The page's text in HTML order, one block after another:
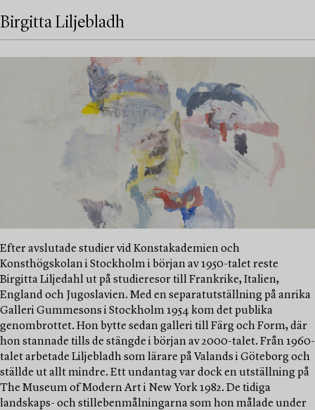
Birgitta Liljebladh
Efter avslutade studier vid Konstakademien och
Konsthögskolan i Stockholm i början av 1950-talet reste
Birgitta Liljedahl ut på studieresor till Frankrike, Italien,
England och Jugoslavien. Med en separatutställning på anrika
Galleri Gummesons i Stockholm 1954 kom det publika
genombrottet. Hon bytte sedan galleri till Färg och Form, där
hon stannade tills de stängde i början av 2000-talet. Från 1960-
talet arbetade Liljebladh som lärare på Valands i Göteborg och
ställde ut allt mindre. Ett undantag var dock en utställning på
The Museum of Modern Art i New York 1982. De tidiga
landskaps- och stillebenmålningarna som hon målade under